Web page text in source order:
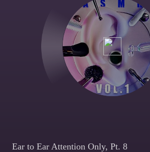
Ear to Ear Attention Only, Pt. 8